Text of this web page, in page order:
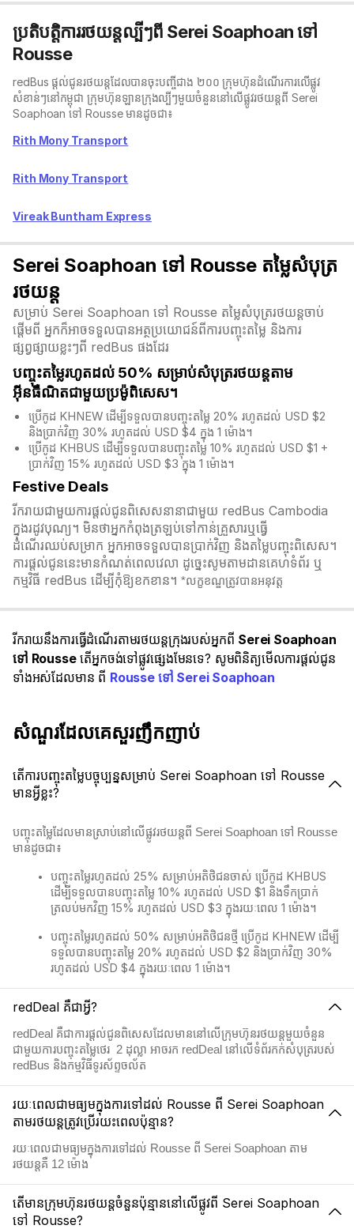
ប្រតិបត្តិការរថយន្តល្បីៗពី Serei Soaphoan ទៅ
Rousse
redBus ផ្តល់ជូនរថយន្តដែលបានចុះបញ្ចីជាង ២០០ ក្រុមហ៊ុនដំណើរការលើផ្លូវ
សំខាន់ៗនៅកម្ពុជា ក្រុមហ៊ុនឡានក្រុង​ល្បីៗមួយចំនួននៅលើផ្លូវរថយន្តពី Serei
Soaphoan ទៅ Rousse មានដូចជា៖
Rith Mony Transport
Rith Mony Transport
Vireak Buntham Express
Serei Soaphoan ទៅ Rousse តម្លៃសំបុត្រ
រថយន្ត
សម្រាប់ Serei Soaphoan ទៅ Rousse តម្លៃសំបុត្ររថយន្តចាប់
ផ្តើមពី អ្នកក៏អាចទទួលបានអត្ថប្រយោជន៍ពីការបញ្ចុះតម្លៃ និងការ
ផ្សព្វផ្សាយខ្លះៗពី redBus ផងដែរ
បញ្ចុះតម្លៃរហូតដល់ 50% សម្រាប់សំបុត្ររថយន្តតាម
អ៊ីនធឺណិតជាមួយប្រម៉ូពិសេស។
ប្រើកូដ KHNEW ដើម្បីទទួលបានបញ្ចុះតម្លៃ 20% រហូតដល់ USD $2
និងប្រាក់វិញ 30% រហូតដល់ USD $4 ក្នុង 1 ម៉ោង។
ប្រើកូដ KHBUS ដើម្បីទទួលបានបញ្ចុះតម្លៃ 10% រហូតដល់ USD $1 +
ប្រាក់វិញ 15% រហូតដល់ USD $3 ក្នុង 1 ម៉ោង។
Festive Deals
រីករាយជាមួយការផ្តល់ជូនពិសេសនានាជាមួយ redBus Cambodia
ក្នុងរដូវបុណ្យ។ មិនថាអ្នកកំពុងត្រឡប់ទៅកាន់គ្រួសារឬធ្វើ
ដំណើរឈប់សម្រាក អ្នកអាចទទួលបានប្រាក់វិញ និងតម្លៃបញ្ចុះពិសេស។
ការផ្តល់ជូននេះមានកំណត់ពេលវេលា ដូច្នេះសូមតាមដានគេហទំព័រ ឬ
កម្មវិធី redBus ដើម្បីកុំឱ្យខកខាន។ *លក្ខខណ្ឌត្រូវបានអនុវត្ត
រីករាយនឹងការធ្វើដំណើរតាមរថយន្តក្រុងរបស់អ្នកពី Serei Soaphoan
ទៅ Rousseតើអ្នកចង់ទៅផ្លូវផ្សេងមែនទេ? សូមពិនិត្យមើលការផ្តល់ជូន
ទាំងអស់ដែលមាន ពី Rousse ទៅ Serei Soaphoan
សំណួរដែលគេសួរញឹកញាប់
តើការបញ្ចុះតម្លៃបច្ចុប្បន្នសម្រាប់ Serei Soaphoan ទៅ Rousse
មានអ្វីខ្លះ?
បញ្ចុះតម្លៃដែលមានស្រាប់នៅលើផ្លូវរថយន្តពី Serei Soaphoan ទៅ Rousse
មានដូចជា៖
បញ្ចុះតម្លៃរហូតដល់ 25% សម្រាប់អតិថិជនចាស់ ប្រើកូដ KHBUS
ដើម្បីទទួលបានបញ្ចុះតម្លៃ 10% រហូតដល់ USD $1 និងទឹកប្រាក់
ត្រលប់មកវិញ 15% រហូតដល់ USD $3 ក្នុងរយៈពេល 1 ម៉ោង។
បញ្ចុះតម្លៃរហូតដល់ 50% សម្រាប់អតិថិជនថ្មី ប្រើកូដ KHNEW ដើម្បី
ទទួលបានបញ្ចុះតម្លៃ 20% រហូតដល់ USD $2 និងប្រាក់វិញ 30%
រហូតដល់ USD $4 ក្នុងរយៈពេល 1 ម៉ោង។
redDeal គឺជាអ្វី?
redDeal គឺជាការផ្តល់ជូនពិសេសដែលមាននៅលើក្រុមហ៊ុនរថយន្តមួយចំនួន
ជាមួយការបញ្ចុះតម្លៃថេរ 2​ ដុល្លា អាចរក redDeal នៅលើទំព័រកក់សំបុត្ររបស់
redBus និងកម្មវិធីទូរស័ព្ទចល័ត
រយៈពេលជាមធ្យមក្នុងការទៅដល់ Rousse ពី Serei Soaphoan
តាមរថយន្តត្រូវប្រើរយះពេលប៉ុន្មាន?
រយៈពេលជាមធ្យមក្នុងការទៅដល់ Rousse ពី Serei Soaphoan តាម
រថយន្តគឺ 12 ម៉ោង
តើមានក្រុមហ៊ុនរថយន្តចំនួនប៉ុន្មាននៅលើផ្លូវពី Serei Soaphoan
ទៅ Rousse?